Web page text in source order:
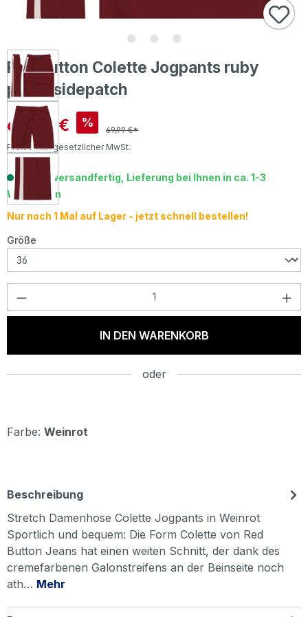
Red Button Colette Jogpants ruby
punta sidepatch
Verkaufspreis:
60,00 € %
69,99 €*
Preise inkl. gesetzlicher MwSt.
Sofort versandfertig, Lieferung bei Ihnen in ca. 1-3
Werktagen
Nur noch 1 Mal auf Lager - jetzt schnell bestellen!
Größe
Produkt Anzahl: Gib den gewünschten
IN DEN WARENKORB
oder
Farbe: Weinrot
Beschreibung
Stretch Damenhose Colette Jogpants in Weinrot
Sportlich und bequem: Die Form Colette von Red
Button Jeans hat einen weiten Schnitt, der dank des
cremefarbenen Galonstreifens an der Beinseite noch
ath… Mehr